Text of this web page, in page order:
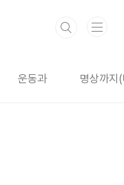
운동과 명상까지